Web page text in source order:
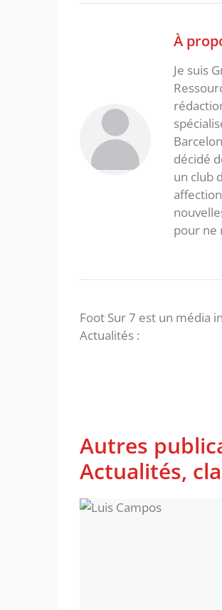
À
Je suis
décidé
un club
pour ne
Foot Sur 7 est un média
Actualités :
Autres
Actualités,